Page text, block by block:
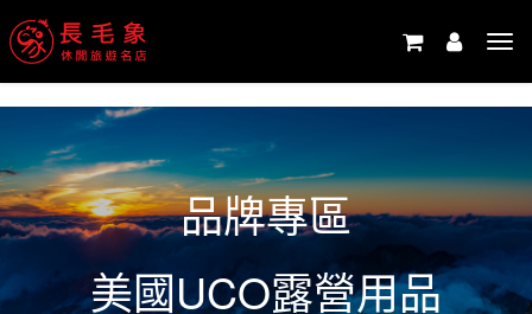
品牌專區
美國UCO露營用品